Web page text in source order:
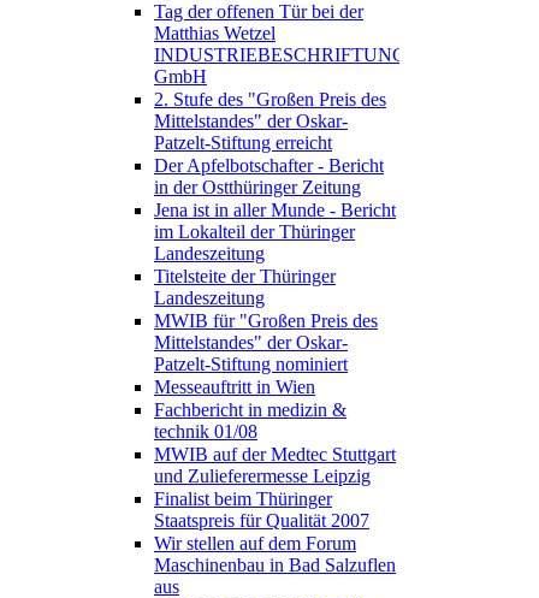
Tag der offenen Tür bei der
Matthias Wetzel
INDUSTRIEBESCHRIFTUNGEN
GmbH
2. Stufe des "Großen Preis des
Mittelstandes" der Oskar-
Patzelt-Stiftung erreicht
Der Apfelbotschafter - Bericht
in der Ostthüringer Zeitung
Jena ist in aller Munde - Bericht
im Lokalteil der Thüringer
Landeszeitung
Titelsteite der Thüringer
Landeszeitung
MWIB für "Großen Preis des
Mittelstandes" der Oskar-
Patzelt-Stiftung nominiert
Messeauftritt in Wien
Fachbericht in medizin &
technik 01/08
MWIB auf der Medtec Stuttgart
und Zulieferermesse Leipzig
Finalist beim Thüringer
Staatspreis für Qualität 2007
Wir stellen auf dem Forum
Maschinenbau in Bad Salzuflen
aus